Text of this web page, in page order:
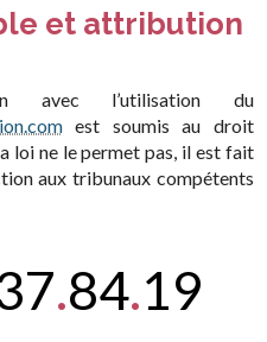
et attribution
avec l’utilisation du
est soumis au droit
loi ne le permet pas, il est fait
aux tribunaux compétents
.84.19